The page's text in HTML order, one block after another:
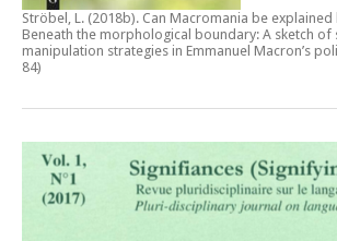
Ströbel, L. (2018b). Can Macromania be explained
Beneath the morphological boundary: A sketch of
manipulation strategies in Emmanuel Macron’s
84)